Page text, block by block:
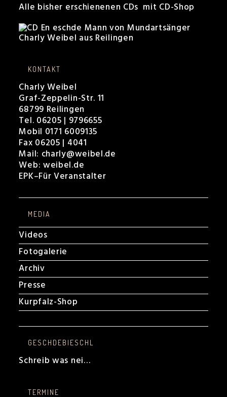
Alle bisher erschienenen CDs mit CD-Shop
KONTAKT
Charly Weibel
Graf-Zeppelin-Str. 11
68799 Reilingen
Tel. 06205 | 9796655
Mobil 0171 6009135
Fax 06205 | 4041
Mail: charly@weibel.de
Web: weibel.de
EPK–Für Veranstalter
MEDIA
Videos
Fotogalerie
Archiv
Presse
Kurpfalz-Shop
GESCHDEBIESCHL
Schreib was nei…
TERMINE